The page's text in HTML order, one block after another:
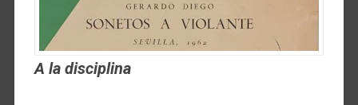
A la disciplina